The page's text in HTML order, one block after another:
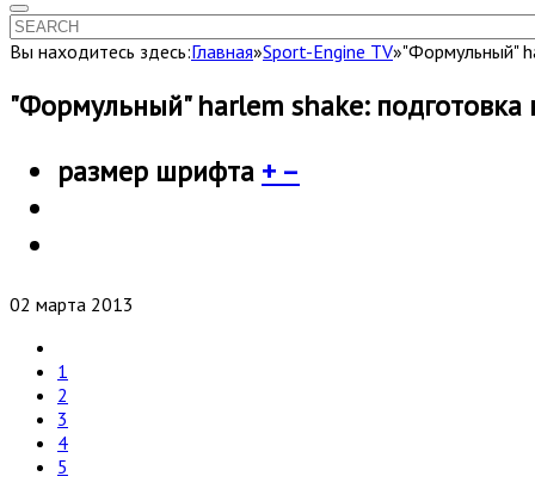
Вы находитесь здесь:Главная»Sport-Engine TV»"Формульный"
"Формульный" harlem shake:
размер шрифта + –
02 марта 2013
1
2
3
4
5